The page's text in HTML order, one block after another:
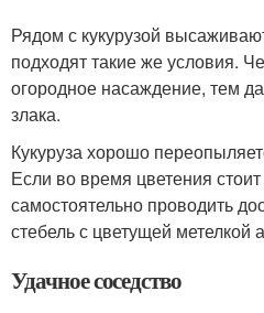
Рядом с кукурузой
подходят такие же условия.
огородное насаждение, тем
злака.
Кукуруза хорошо
Если во время цветения
самостоятельно проводить
стебель с цветущей метелкой
Удачное соседство